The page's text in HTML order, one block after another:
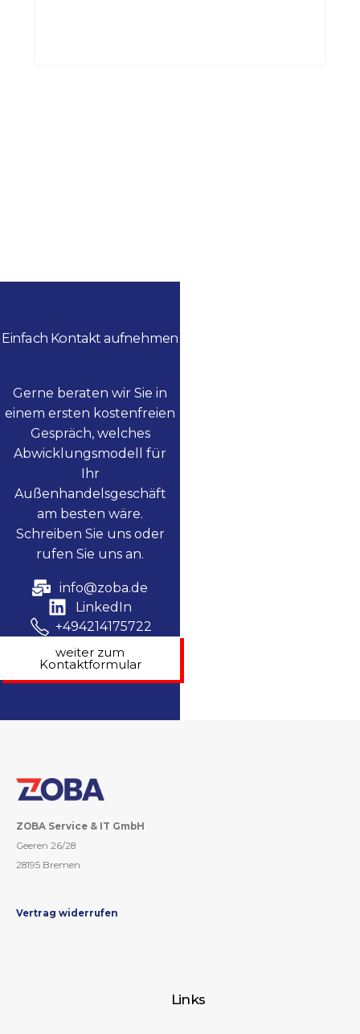
Einfach Kontakt aufnehmen
Gerne beraten wir Sie in
einem ersten kostenfreien
Gespräch, welches
Abwicklungsmodell für
Ihr
Außenhandelsgeschäft
am besten wäre.
Schreiben Sie uns oder
rufen Sie uns an.
info@zoba.de
LinkedIn
+494214175722
weiter zum
Kontaktformular
ZOBA Service & IT GmbH
Geeren 26/28
28195 Bremen
Vertrag widerrufen
Links